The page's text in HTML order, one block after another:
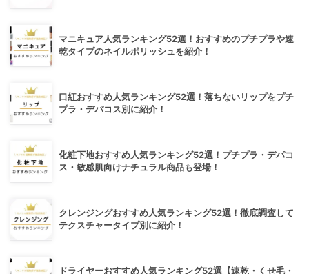
マニキュア人気ランキング52選！おすすめのプチプラや速
乾タイプのネイルポリッシュを紹介！
口紅おすすめ人気ランキング52選！落ちないリップをプチ
プラ・デパコス別に紹介！
化粧下地おすすめ人気ランキング52選！プチプラ・デパコ
ス・敏感肌向けナチュラル商品も登場！
クレンジングおすすめ人気ランキング52選！徹底調査して
テクスチャータイプ別に紹介！
ドライヤーおすすめ人気ランキング52選【速乾・くせ毛・